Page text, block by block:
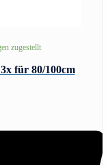
zugestellt
für 80/100cm